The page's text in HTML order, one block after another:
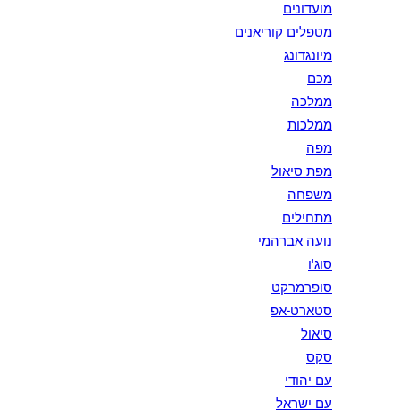
מועדונים
מטפלים קוריאנים
מיונגדונג
מכם
ממלכה
ממלכות
מפה
מפת סיאול
משפחה
מתחילים
נועה אברהמי
סוג'ו
סופרמרקט
סטארט-אפ
סיאול
סקס
עם יהודי
עם ישראל